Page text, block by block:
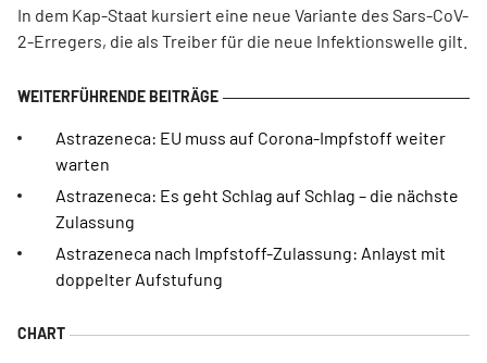
In dem Kap-Staat kursiert eine neue Variante des Sars-CoV-
2-Erregers, die als Treiber für die neue Infektionswelle gilt.
Astrazeneca: EU muss auf Corona-Impfstoff weiter
warten
Astrazeneca: Es geht Schlag auf Schlag – die nächste
Zulassung
Astrazeneca nach Impfstoff-Zulassung: Anlayst mit
doppelter Aufstufung